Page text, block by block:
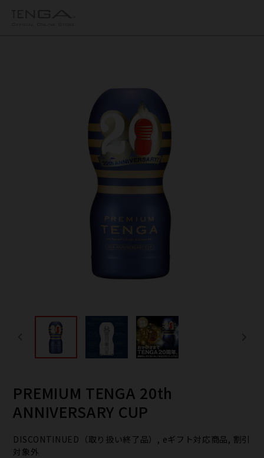
PREMIUM TENGA 20th
ANNIVERSARY CUP
DISCONTINUED（取り扱い終了品）, eギフト対応商品, 割引
対象外